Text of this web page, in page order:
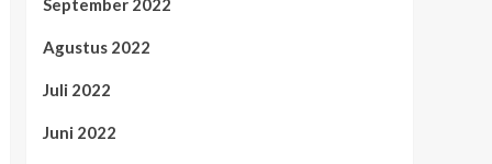
September 2022
Agustus 2022
Juli 2022
Juni 2022